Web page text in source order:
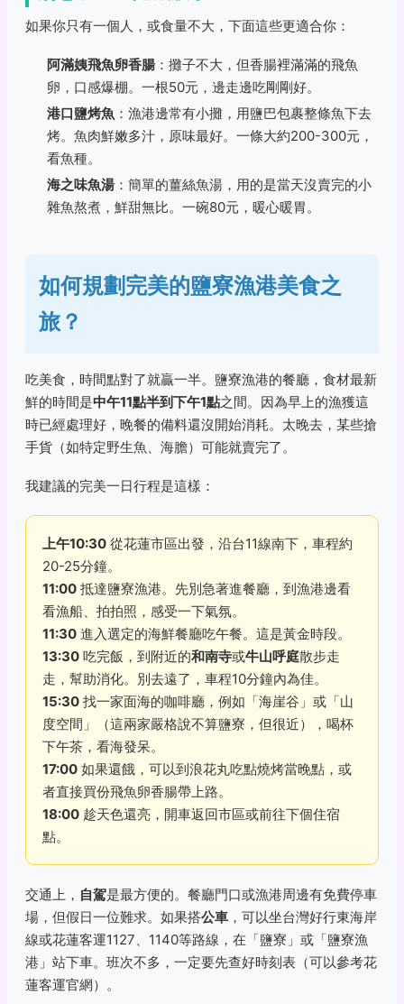
如果你只有一個人，或食量不大，下面這些更適合你：
阿滿姨飛魚卵香腸 ：攤子不大，但香腸裡滿滿的飛魚
卵，口感爆棚。一根50元，邊走邊吃剛剛好。
港口鹽烤魚 ：漁港邊常有小攤，用鹽巴包裹整條魚下去
烤。魚肉鮮嫩多汁，原味最好。一條大約200-300元，
看魚種。
海之味魚湯 ：簡單的薑絲魚湯，用的是當天沒賣完的小
雜魚熬煮，鮮甜無比。一碗80元，暖心暖胃。
如何規劃完美的鹽寮漁港美食之
旅？
吃美食，時間點對了就贏一半。鹽寮漁港的餐廳，食材最新
鮮的時間是中午11點半到下午1點之間。因為早上的漁獲這
時已經處理好，晚餐的備料還沒開始消耗。太晚去，某些搶
手貨（如特定野生魚、海膽）可能就賣完了。
我建議的完美一日行程是這樣：
上午10:30 從花蓮市區出發，沿台11線南下，車程約
20-25分鐘。
11:00 抵達鹽寮漁港。先別急著進餐廳，到漁港邊看
看漁船、拍拍照，感受一下氣氛。
11:30 進入選定的海鮮餐廳吃午餐。這是黃金時段。
13:30 吃完飯，到附近的和南寺或牛山呼庭散步走
走，幫助消化。別去遠了，車程10分鐘內為佳。
15:30 找一家面海的咖啡廳，例如「海崖谷」或「山
度空間」（這兩家嚴格說不算鹽寮，但很近），喝杯
下午茶，看海發呆。
17:00 如果還餓，可以到浪花丸吃點燒烤當晚點，或
者直接買份飛魚卵香腸帶上路。
18:00 趁天色還亮，開車返回市區或前往下個住宿
點。
交通上， 自駕是最方便的。餐廳門口或漁港周邊有免費停車
場，但假日一位難求。如果搭公車 ，可以坐台灣好行東海岸
線或花蓮客運1127、1140等路線，在「鹽寮」或「鹽寮漁
港」站下車。班次不多，一定要先查好時刻表（可以參考花
蓮客運官網）。